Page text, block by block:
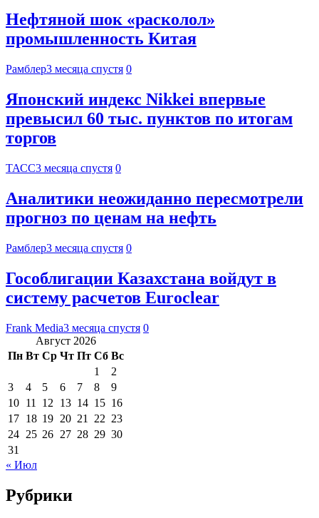
Нефтяной шок «расколол»
промышленность Китая
Рамблер3 месяца спустя 0
Японский индекс Nikkei впервые
превысил 60 тыс. пунктов по итогам
торгов
ТАСС3 месяца спустя 0
Аналитики неожиданно пересмотрели
прогноз по ценам на нефть
Рамблер3 месяца спустя 0
Гособлигации Казахстана войдут в
систему расчетов Euroclear
Frank Media3 месяца спустя 0
Август 2026
Пн Вт Ср Чт Пт Сб Вс
1
2
3
4 5 6 7 8
9
10 11 12 13 14 15 16
17 18 19 20 21 22 23
24 25 26 27 28 29 30
31
« Июл
Рубрики